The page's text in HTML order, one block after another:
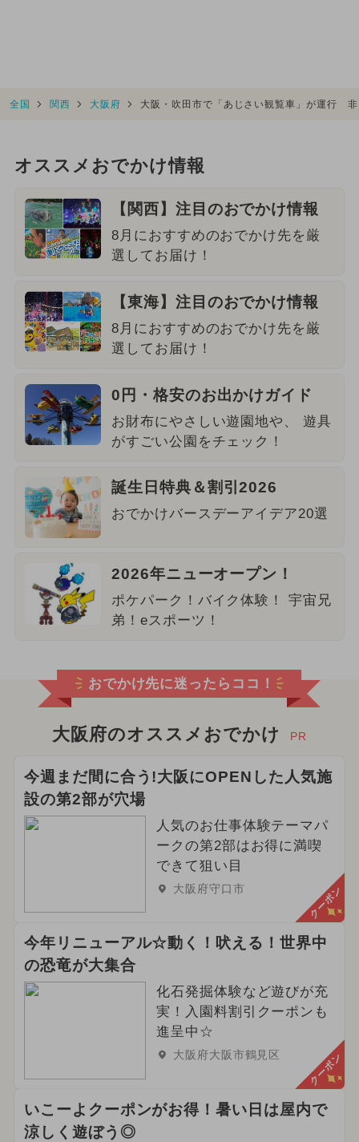
全国 関西 大阪府 大阪・吹田市で「あじさい観覧車」が運行
オススメおでかけ情報
【関西】注目のおでかけ情報
8月におすすめのおでかけ先を厳
選してお届け！
【東海】注目のおでかけ情報
8月におすすめのおでかけ先を厳
選してお届け！
0円・格安のお出かけガイド
お財布にやさしい遊園地や、 遊具
がすごい公園をチェック！
誕生日特典＆割引2026
おでかけバースデーアイデア20選
2026年ニューオープン！
ポケパーク！バイク体験！ 宇宙兄
弟！eスポーツ！
おでかけ先に迷ったらココ！
大阪府のオススメおでかけ PR
今週まだ間に合う!大阪にOPENした人気施
設の第2部が穴場
人気のお仕事体験テーマパ
ークの第2部はお得に満喫
できて狙い目
大阪府守口市 クーポン
今年リニューアル☆動く！吠える！世界中
の恐竜が大集合
化石発掘体験など遊びが充
実！入園料割引クーポンも
進呈中☆
大阪府大阪市鶴見区 クーポン
いこーよクーポンがお得！暑い日は屋内で
涼しく遊ぼう◎